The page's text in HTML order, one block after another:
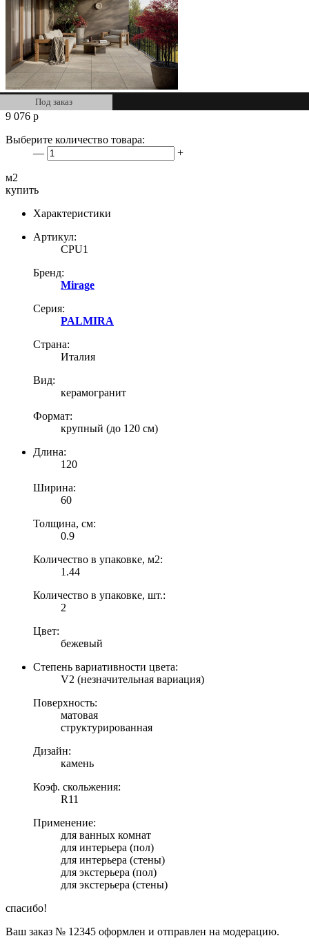
Под заказ
9 076 р
Выберите количество товара:
—
+
м2
купить
Характеристики
Артикул:
CPU1
Бренд:
Mirage
Серия:
PALMIRA
Страна:
Италия
Вид:
керамогранит
Формат:
крупный (до 120 см)
Длина:
120
Ширина:
60
Толщина, см:
0.9
Количество в упаковке, м2:
1.44
Количество в упаковке, шт.:
2
Цвет:
бежевый
Степень вариативности цвета:
V2 (незначительная вариация)
Поверхность:
матовая
структурированная
Дизайн:
камень
Коэф. скольжения:
R11
Применение:
для ванных комнат
для интерьера (пол)
для интерьера (стены)
для экстерьера (пол)
для экстерьера (стены)
спасибо!
Ваш заказ № 12345 оформлен и отправлен на модерацию.